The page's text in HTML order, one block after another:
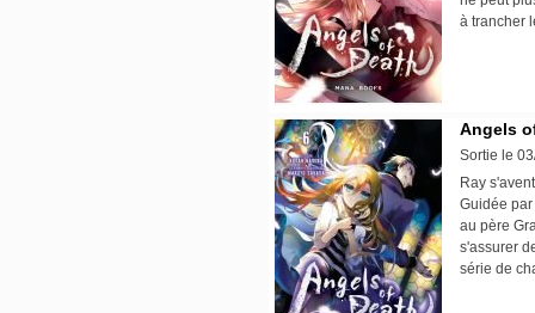
à trancher
Angels
Sortie le
Ray
Guidée
au père
s'assurer
série de